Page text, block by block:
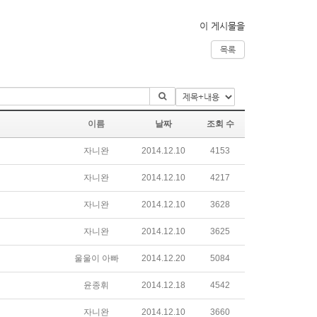
이 게시물을
목록
이름 날짜 조회 수
자니완 2014.12.10 4153
자니완 2014.12.10 4217
자니완 2014.12.10 3628
자니완 2014.12.10 3625
울울이 아빠 2014.12.20 5084
윤종휘 2014.12.18 4542
자니완 2014.12.10 3660